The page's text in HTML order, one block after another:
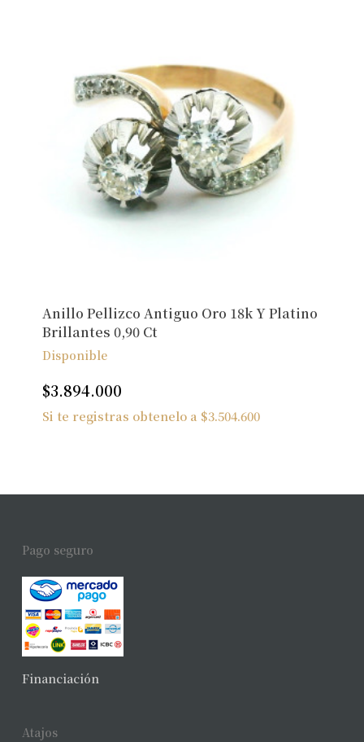
No hay productos en el carrito.
Ver Joyas
Anillo Pellizco Antiguo Oro 18k Y Platino
Brillantes 0,90 Ct
Disponible
$3.894.000
Si te registras obtenelo a $3.504.600
Pago seguro
Financiación
Atajos